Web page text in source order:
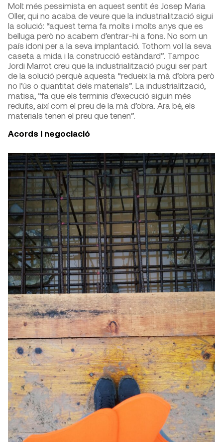
Molt més pessimista en aquest sentit és Josep Maria
Oller, qui no acaba de veure que la industrialització sigui
la solució: “aquest tema fa molts i molts anys que es
belluga però no acabem d’entrar-hi a fons. No som un
país idoni per a la seva implantació. Tothom vol la seva
caseta a mida i la construcció estàndard”. Tampoc
Jordi Marrot creu que la industrialització pugui ser part
de la solució perquè aquesta “redueix la mà d’obra però
no l’ús o quantitat dels materials”. La industrialització,
matisa, “fa que els terminis d’execució siguin més
reduïts, així com el preu de la mà d’obra. Ara bé, els
materials tenen el preu que tenen”.
Acords i negociació